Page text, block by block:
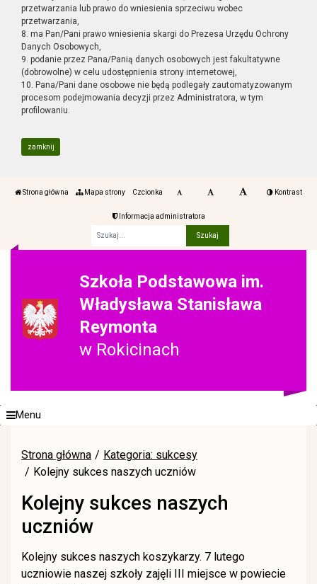
przetwarzania lub prawo do wniesienia sprzeciwu wobec
przetwarzania,
8. ma Pan/Pani prawo wniesienia skargi do Prezesa Urzędu Ochrony
Danych Osobowych,
9. podanie przez Pana/Panią danych osobowych jest fakultatywne
(dobrowolne) w celu udostępnienia strony internetowej,
10. Pana/Pani dane osobowe nie będą podlegały zautomatyzowanym
procesom podejmowania decyzji przez Administratora, w tym
profilowaniu.
zamknij
Strona główna Mapa strony Czcionka Kontrast
Informacja administratora
Szkoła Podstawowa im.
Władysława Stanisława
Reymonta
w Rokicinach
Menu
Strona główna
Kategoria: sukcesy
Kolejny sukces naszych uczniów
Kolejny sukces naszych
uczniów
Kolejny sukces naszych koszykarzy. 7 lutego
uczniowie naszej szkoły zajęli III miejsce w powiecie